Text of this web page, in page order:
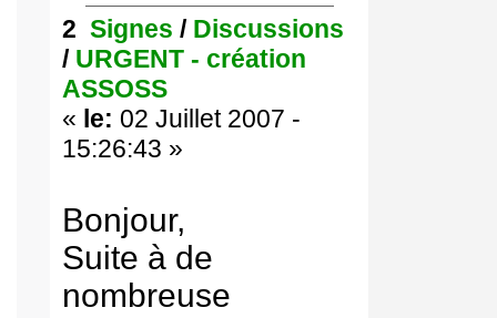
2 Signes / Discussions
/ URGENT - création
ASSOSS
« le: 02 Juillet 2007 -
15:26:43 »
Bonjour,
Suite à de
nombreuse